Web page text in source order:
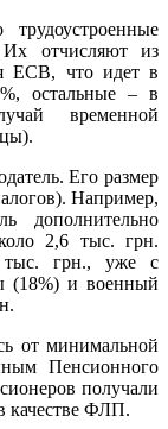
отчисляют из
ЕСВ, что идет в
остальные – в
временной
Его размер
Например,
дополнительно
2,6 тыс. грн.
грн., уже с
(18%) и военный
от минимальной
Пенсионного
получали
качестве ФЛП.